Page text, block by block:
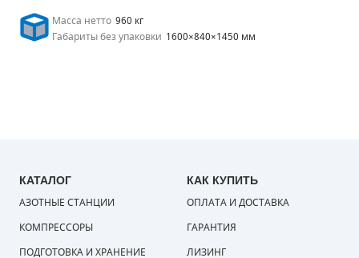
Масса нетто 960 кг
Габариты без упаковки 1600×840×1450 мм
КАТАЛОГ
АЗОТНЫЕ СТАНЦИИ
КОМПРЕССОРЫ
ПОДГОТОВКА И ХРАНЕНИЕ
КАК КУПИТЬ
ОПЛАТА И ДОСТАВКА
ГАРАНТИЯ
ЛИЗИНГ